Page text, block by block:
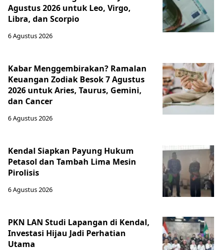
Agustus 2026 untuk Leo, Virgo,
Libra, dan Scorpio
6 Agustus 2026
Kabar Menggembirakan? Ramalan
Keuangan Zodiak Besok 7 Agustus
2026 untuk Aries, Taurus, Gemini,
dan Cancer
6 Agustus 2026
Kendal Siapkan Payung Hukum
Petasol dan Tambah Lima Mesin
Pirolisis
6 Agustus 2026
PKN LAN Studi Lapangan di Kendal,
Investasi Hijau Jadi Perhatian
Utama